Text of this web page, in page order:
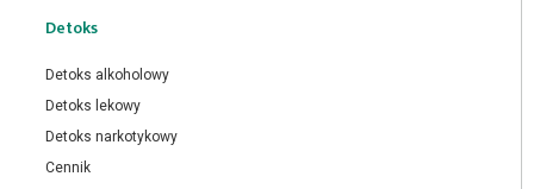
Detoks
Detoks alkoholowy
Detoks lekowy
Detoks narkotykowy
Cennik